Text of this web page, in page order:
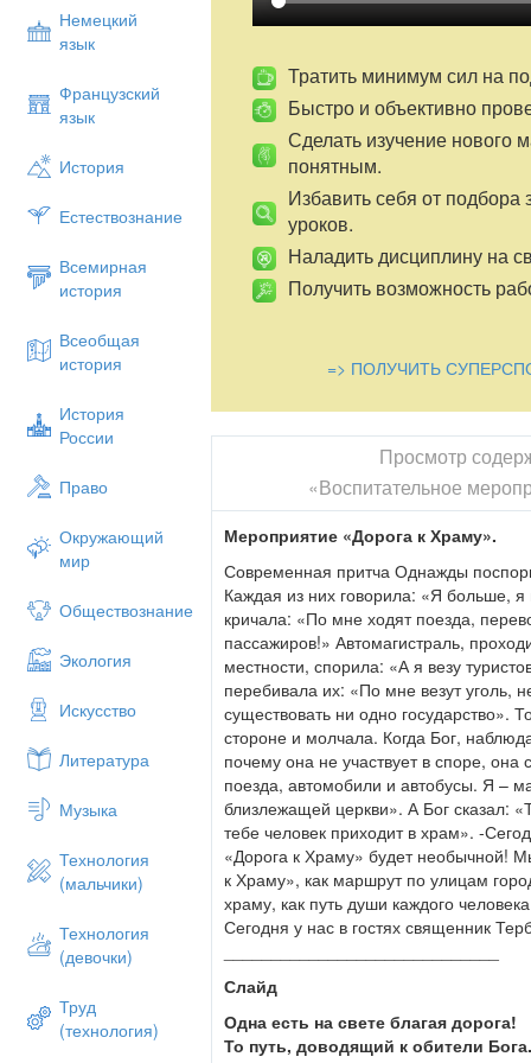
Немецкий
язык
Французский
язык
История
Естествознание
Всемирная
история
Всеобщая
история
История
России
Право
Окружающий
мир
Обществознание
Экология
Искусство
Литература
Музыка
Технология
(мальчики)
Технология
(девочки)
Труд
(технология)
приходские школы.
знала музеев: все поистине
монастырях. Таким образом, храм
православной культуры.
В последние десятилетия стали
новые, реставрировать памятники
глядя на величественные храмы,
архитекторами страны. В
остановиться сегодня на храмах
«Толковом словаре русского языка».
Храм, м. Здание для богослужения,
Дорога к храму (высок.) - путь к вере, к
времени Крещения Руси в 988 г.
приобретает первостепенное
первую очередь строится
исключительно важное место в
украшению храмов отдавалось все
- и жертвовались наибольшие средства.
• Храмы сами стали произведениями
удивительные по красоте и
иконы и внутреннюю роспись,
день. Лучшие мастера-ювелиры
которые теперь являются бесценными
• В храмах проходили
определяли развитие
были грамотные люди,
книг), архивы и библиотеки,
приходские школы.
• Храмы на Руси всегда были
знала музеев: все поистине
православной культуры.
Тратить минимум сил на
Быстро и объективно
Сделать изучение нового
понятным.
Избавить себя от подбора
уроков.
Наладить дисциплину на
Получить возможность
=> ПОЛУЧИТЬ
Просмотр
«Воспитательное
Мероприятие «Дорога к Храму».
Современная притча Однажды
Каждая из них говорила: «Я больше,
кричала: «По мне ходят поезда,
пассажиров!» Автомагистраль,
местности, спорила: «А я везу
перебивала их: «По мне везут
существовать ни одно государство».
стороне и молчала. Когда Бог,
почему она не участвует в споре,
поезда, автомобили и автобусы. Я –
близлежащей церкви». А Бог сказал:
тебе человек приходит в храм». -
«Дорога к Храму» будет необычной!
к Храму», как маршрут по улицам
храму, как путь души каждого
Сегодня у нас в гостях священник
Слайд
Одна есть на свете благая дорога!
То путь, доводящий к обители